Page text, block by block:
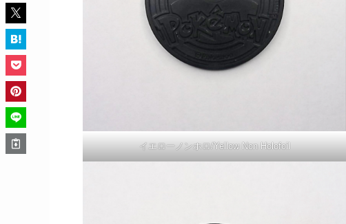
イエローノンホロ/Yellow Non Holofoil